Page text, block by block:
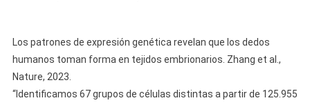
Los patrones de expresión genética revelan que los dedos
humanos toman forma en tejidos embrionarios. Zhang et al.,
Nature, 2023.
“Identificamos 67 grupos de células distintas a partir de 125.955